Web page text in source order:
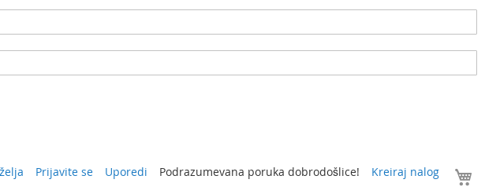
Prijavite se Uporedi Podrazumevana poruka dobrodošlice! Kreiraj nalog